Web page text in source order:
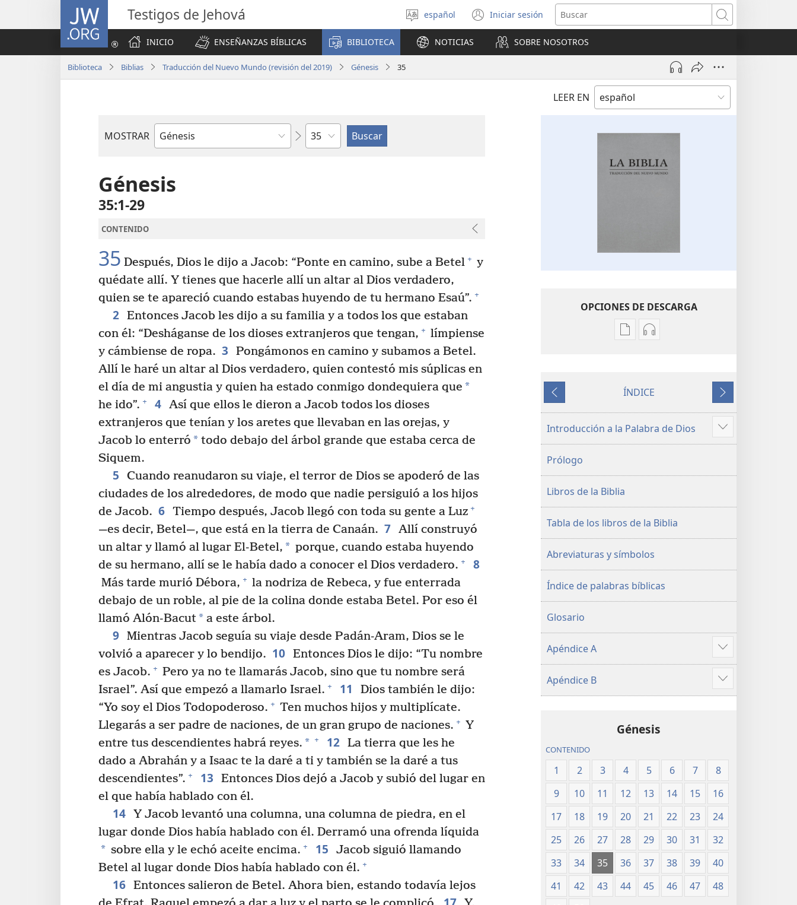
JW.ORG Testigos de Jehová
Seleccionar
idioma
español Iniciar sesión
(abre
una
nueva
ventana)
Buscar
INICIO
ENSEÑANZAS BÍBLICAS BIBLIOTECA NOTICIAS SOBRE NOSOTROS
Biblioteca Biblias Traducción del Nuevo Mundo (revisión del 2019) Génesis 35
LEER EN
MOSTRAR
Libro
la
Biblia
Capítulo
Génesis
35:1-29
CONTENIDO
35 Después, Dios le dijo a Jacob: “Ponte en camino, sube a Betel + y
quédate allí. Y tienes que hacerle allí un altar al Dios verdadero,
quien se te apareció cuando estabas huyendo de tu hermano Esaú”. +
2 Entonces Jacob les dijo a su familia y a todos los que estaban
con él: “Desháganse de los dioses extranjeros que tengan, + límpiense
y cámbiense de ropa. 3
Pongámonos en camino y subamos a Betel.
Allí le haré un altar al Dios verdadero, quien contestó mis súplicas en
el día de mi angustia y quien ha estado conmigo dondequiera que *
he ido”. + 4 Así que ellos le dieron a Jacob todos los dioses
extranjeros que tenían y los aretes que llevaban en las orejas, y
Jacob lo enterró * todo debajo del árbol grande que estaba cerca de
Siquem.
5
Cuando reanudaron su viaje, el terror de Dios se apoderó de las
ciudades de los alrededores, de modo que nadie persiguió a los hijos
de Jacob. 6 Tiempo después, Jacob llegó con toda su gente a Luz +
—es decir, Betel—, que está en la tierra de Canaán. 7 Allí construyó
un altar y llamó al lugar El-Betel, * porque, cuando estaba huyendo
de su hermano, allí se le había dado a conocer el Dios verdadero. + 8
Más tarde murió Débora, + la nodriza de Rebeca, y fue enterrada
debajo de un roble, al pie de la colina donde estaba Betel. Por eso él
llamó Alón-Bacut* a este árbol.
9 Mientras Jacob seguía su viaje desde Padán-Aram, Dios se le
volvió a aparecer y lo bendijo. 10 Entonces Dios le dijo: “Tu nombre
es Jacob. + Pero ya no te llamarás Jacob, sino que tu nombre será
Israel”. Así que empezó a llamarlo Israel. + 11
Dios también le dijo:
“Yo soy el Dios Todopoderoso. + Ten muchos hijos y multiplícate.
Llegarás a ser padre de naciones, de un gran grupo de naciones. + Y
entre tus descendientes habrá reyes. * + 12 La tierra que les he
dado a Abrahán y a Isaac te la daré a ti y también se la daré a tus
descendientes”. + 13
Entonces Dios dejó a Jacob y subió del lugar en
el que había hablado con él.
14 Y Jacob levantó una columna, una columna de piedra, en el
lugar donde Dios había hablado con él. Derramó una ofrenda líquida
* sobre ella y le echó aceite encima. + 15
Jacob siguió llamando
Betel al lugar donde Dios había hablado con él. +
16 Entonces salieron de Betel. Ahora bien, estando todavía lejos
OPCIONES DE DESCARGA
Opciones
publicaciones
Biblia.
Traducción
Mundo
del
2019)
Opciones
audio
Biblia.
Traducción
Mundo
del
2019)
Anterior
ÍNDICE
Siguiente
Introducción a la Palabra de Dios
Mostrar
más
Prólogo
Libros de la Biblia
Tabla de los libros de la Biblia
Abreviaturas y símbolos
Índice de palabras bíblicas
Glosario
Apéndice A
Mostrar
más
Apéndice B
Mostrar
más
Génesis
CONTENIDO
1 2 3 4 5 6 7
8
9
10 11 12 13 14 15
16
17
18 19 20 21 22 23
24
25
26 27 28 29 30 31
32
33
34 35 36 37 38 39
40
41
42 43 44 45 46 47
48